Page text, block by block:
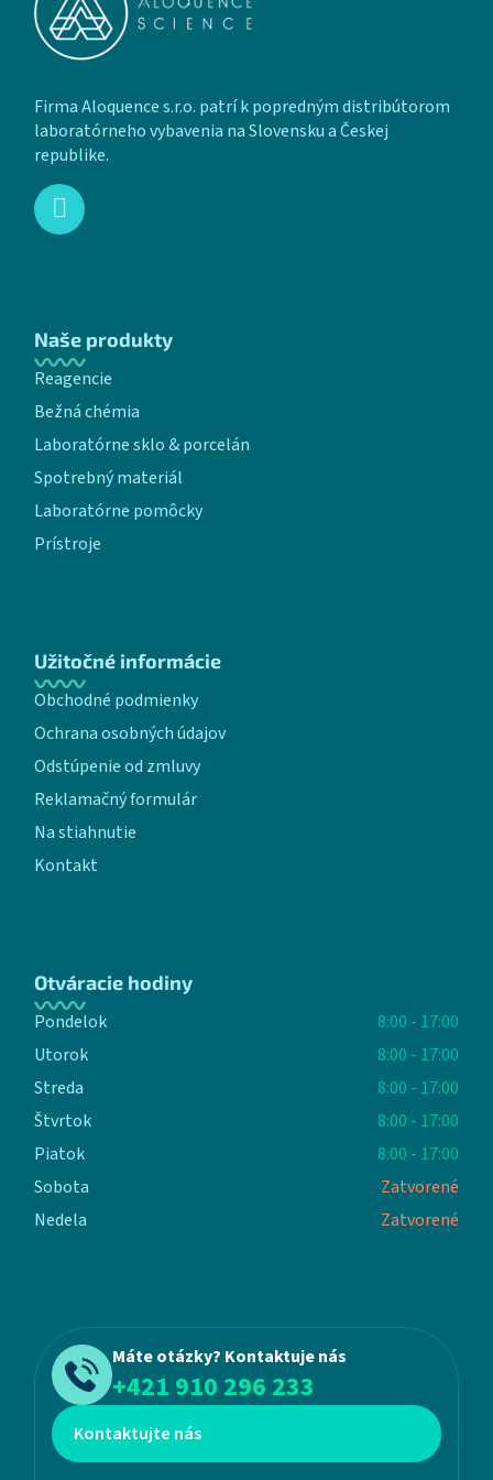
Firma Aloquence s.r.o. patrí k popredným distribútorom
laboratórneho vybavenia na Slovensku a Českej
republike.
Naše produkty
Reagencie
Bežná chémia
Laboratórne sklo & porcelán
Spotrebný materiál
Laboratórne pomôcky
Prístroje
Užitočné informácie
Obchodné podmienky
Ochrana osobných údajov
Odstúpenie od zmluvy
Reklamačný formulár
Na stiahnutie
Kontakt
Otváracie hodiny
Pondelok
8:00 - 17:00
Utorok
8:00 - 17:00
Streda
8:00 - 17:00
Štvrtok
8:00 - 17:00
Piatok
8:00 - 17:00
Sobota
Zatvorené
Nedela
Zatvorené
Máte otázky? Kontaktuje nás
+421 910 296 233
Kontaktujte nás